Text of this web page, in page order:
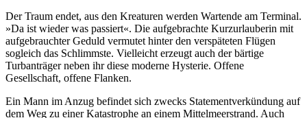
Der Traum endet, aus den Kreaturen werden Wartende am Terminal.
»Da ist wieder was passiert«. Die aufgebrachte Kurzurlauberin mit
aufgebrauchter Geduld vermutet hinter den verspäteten Flügen
sogleich das Schlimmste. Vielleicht erzeugt auch der bärtige
Turbanträger neben ihr diese moderne Hysterie. Offene
Gesellschaft, offene Flanken.
Ein Mann im Anzug befindet sich zwecks Statementverkündung auf
dem Weg zu einer Katastrophe an einem Mittelmeerstrand. Auch